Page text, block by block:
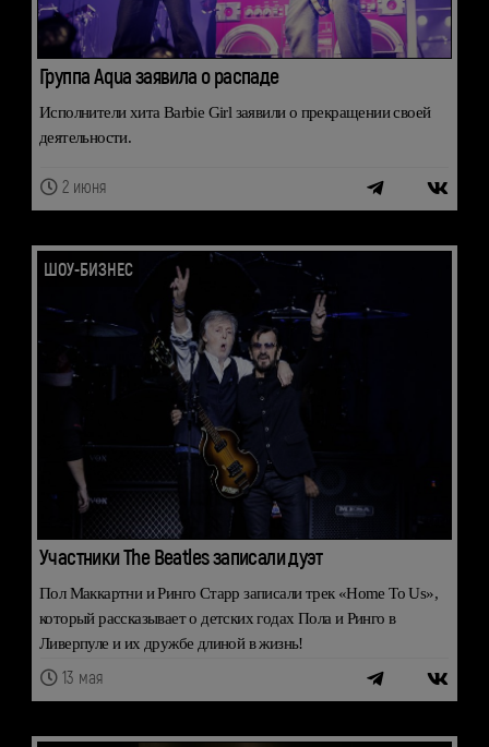
Группа Aqua заявила о распаде
Исполнители хита Barbie Girl заявили о прекращении своей
деятельности.
2 июня
ШОУ-БИЗНЕС
Участники The Beatles записали дуэт
Пол Маккартни и Ринго Старр записали трек «Home To Us»,
который рассказывает о детских годах Пола и Ринго в
Ливерпуле и их дружбе длиной в жизнь!
13 мая